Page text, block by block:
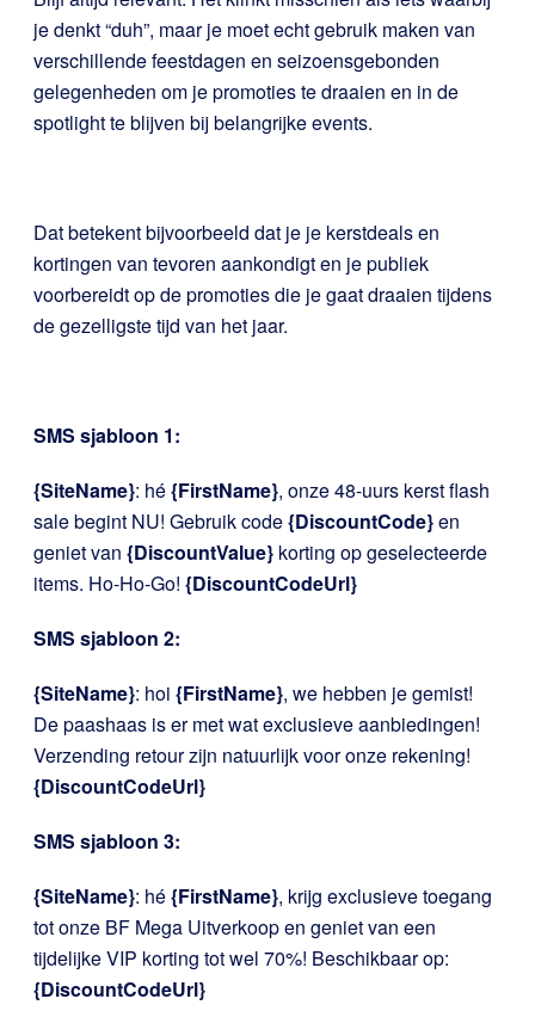
je denkt “duh”, maar je moet echt gebruik maken van
verschillende feestdagen en seizoensgebonden
gelegenheden om je promoties te draaien en in de
spotlight te blijven bij belangrijke events.
Dat betekent bijvoorbeeld dat je je kerstdeals en
kortingen van tevoren aankondigt en je publiek
voorbereidt op de promoties die je gaat draaien tijdens
de gezelligste tijd van het jaar.
SMS sjabloon 1:
{SiteName}: hé{FirstName}, onze 48-uurs kerst flash
sale begint NU! Gebruik code{DiscountCode}en
geniet van {DiscountValue} korting op geselecteerde
items. Ho-Ho-Go! {DiscountCodeUrl}
SMS sjabloon 2:
{SiteName}: hoi {FirstName}, we hebben je gemist!
De paashaas is er met wat exclusieve aanbiedingen!
Verzending retour zijn natuurlijk voor onze rekening!
{DiscountCodeUrl}
SMS sjabloon 3:
{SiteName}: hé{FirstName}, krijg exclusieve toegang
tot onze BF Mega Uitverkoop en geniet van een
tijdelijke VIP korting tot wel 70%! Beschikbaar op:
{DiscountCodeUrl}